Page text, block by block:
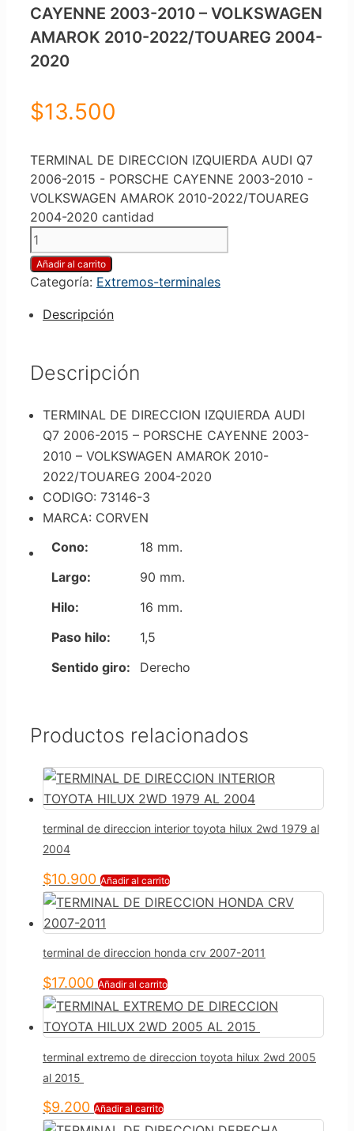
CAYENNE 2003-2010 – VOLKSWAGEN
AMAROK 2010-2022/TOUAREG 2004-
2020
$13.500
TERMINAL DE DIRECCION IZQUIERDA AUDI Q7
2006-2015 - PORSCHE CAYENNE 2003-2010 -
VOLKSWAGEN AMAROK 2010-2022/TOUAREG
2004-2020 cantidad
Añadir al carrito
Categoría: Extremos-terminales
Descripción
Descripción
TERMINAL DE DIRECCION IZQUIERDA AUDI
Q7 2006-2015 – PORSCHE CAYENNE 2003-
2010 – VOLKSWAGEN AMAROK 2010-
2022/TOUAREG 2004-2020
CODIGO: 73146-3
MARCA: CORVEN
Cono:
18 mm.
Largo:
90 mm.
Hilo:
16 mm.
Paso hilo:
1,5
Sentido giro:
Derecho
Productos relacionados
terminal de direccion interior toyota hilux 2wd 1979 al
2004
$10.900 Añadir al carrito
terminal de direccion honda crv 2007-2011
$17.000 Añadir al carrito
terminal extremo de direccion toyota hilux 2wd 2005
al 2015
$9.200 Añadir al carrito